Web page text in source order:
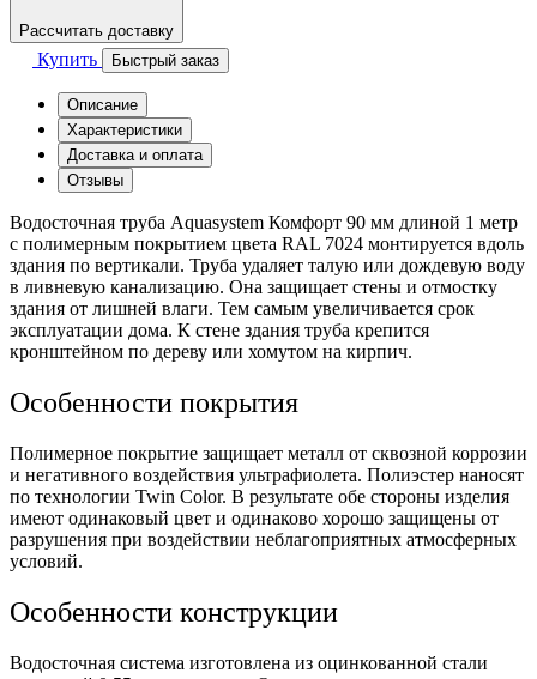
Рассчитать доставку
Купить Быстрый заказ
Описание
Характеристики
Доставка и оплата
Отзывы
Водосточная труба Aquasystem Комфорт 90 мм длиной 1 метр
с полимерным покрытием цвета RAL 7024 монтируется вдоль
здания по вертикали. Труба удаляет талую или дождевую воду
в ливневую канализацию. Она защищает стены и отмостку
здания от лишней влаги. Тем самым увеличивается срок
эксплуатации дома. К стене здания труба крепится
кронштейном по дереву или хомутом на кирпич.
Особенности покрытия
Полимерное покрытие защищает металл от сквозной коррозии
и негативного воздействия ультрафиолета. Полиэстер наносят
по технологии Twin Color. В результате обе стороны изделия
имеют одинаковый цвет и одинаково хорошо защищены от
разрушения при воздействии неблагоприятных атмосферных
условий.
Особенности конструкции
Водосточная система изготовлена из оцинкованной стали